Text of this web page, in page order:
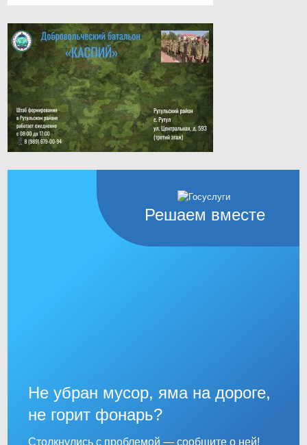
Решаем вместе
Не убран мусор, яма на дороге,
не горит фонарь?
Столкнулись с проблемой — сообщите о ней!